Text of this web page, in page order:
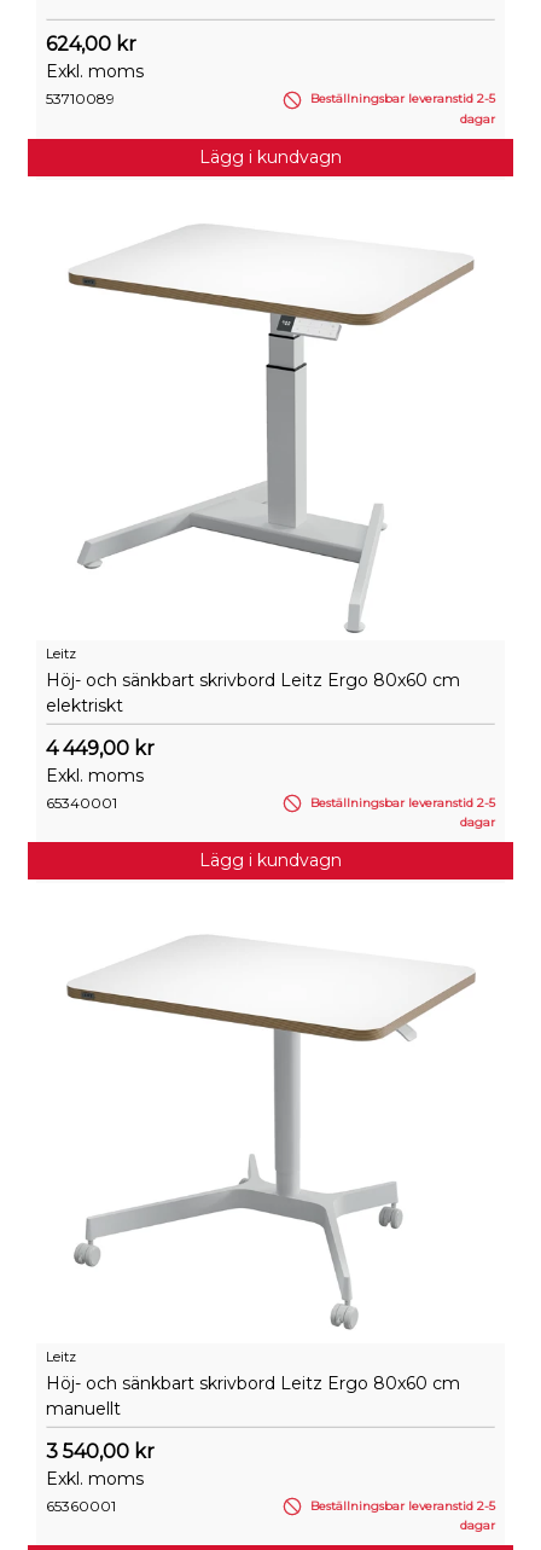
624,00 kr
Exkl. moms
53710089
Beställningsbar leveranstid 2-5
dagar
Lägg i kundvagn
Leitz
Höj- och sänkbart skrivbord Leitz Ergo 80x60 cm
elektriskt
4 449,00 kr
Exkl. moms
65340001
Beställningsbar leveranstid 2-5
dagar
Lägg i kundvagn
Leitz
Höj- och sänkbart skrivbord Leitz Ergo 80x60 cm
manuellt
3 540,00 kr
Exkl. moms
65360001
Beställningsbar leveranstid 2-5
dagar